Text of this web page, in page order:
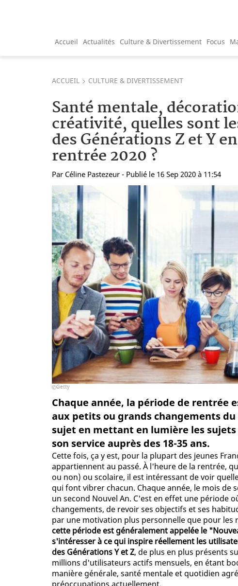
Accueil Actualités Culture & Divertissement Focus
ACCUEIL CULTURE & DIVERTISSEMENT
Santé mentale,
créativité, quelles sont
des Générations Z et Y
rentrée 2020 ?
Par Céline Pastezeur - Publié le 16 Sep 2020 à 11:54
Getty
Chaque année, la période de rentrée
aux petits ou grands changements
sujet en mettant en lumière les
son service auprès des 18-35 ans.
Cette fois, ça y est, pour la plupart des jeunes
appartiennent au passé. À l'heure de la rentrée,
ou non) ou scolaire, il est intéressant de voir
qui font vibrer chacun. Chaque année, le mois
un second Nouvel An. C'est en effet une période
changements, de revoir ses objectifs et ses
par une motivation plus personnelle que pour les
cette période est généralement appelée le
s'intéresser à ce qui inspire réellement les
des Générations Y et Z, de plus en plus présents
millions d'utilisateurs actifs mensuels, en étant
manière générale, santé mentale et quotidien